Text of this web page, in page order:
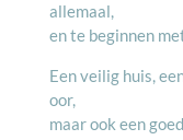
allemaal,
en te beginnen
Een veilig huis,
oor,
maar ook een